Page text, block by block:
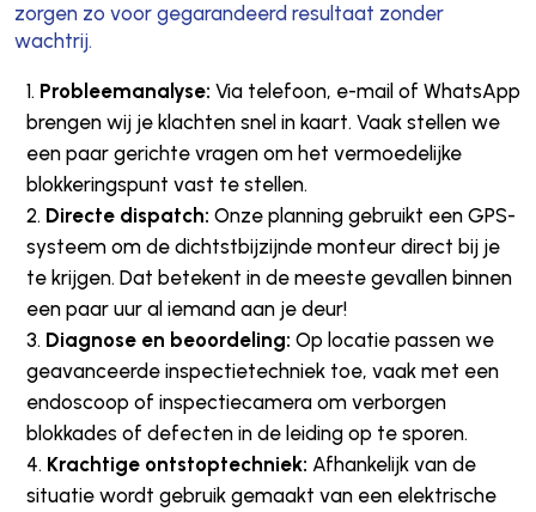
zorgen zo voor gegarandeerd resultaat zonder
wachtrij.
Probleemanalyse: Via telefoon, e-mail of WhatsApp
brengen wij je klachten snel in kaart. Vaak stellen we
een paar gerichte vragen om het vermoedelijke
blokkeringspunt vast te stellen.
Directe dispatch: Onze planning gebruikt een GPS-
systeem om de dichtstbijzijnde monteur direct bij je
te krijgen. Dat betekent in de meeste gevallen binnen
een paar uur al iemand aan je deur!
Diagnose en beoordeling: Op locatie passen we
geavanceerde inspectietechniek toe, vaak met een
endoscoop of inspectiecamera om verborgen
blokkades of defecten in de leiding op te sporen.
Krachtige ontstoptechniek: Afhankelijk van de
situatie wordt gebruik gemaakt van een elektrische